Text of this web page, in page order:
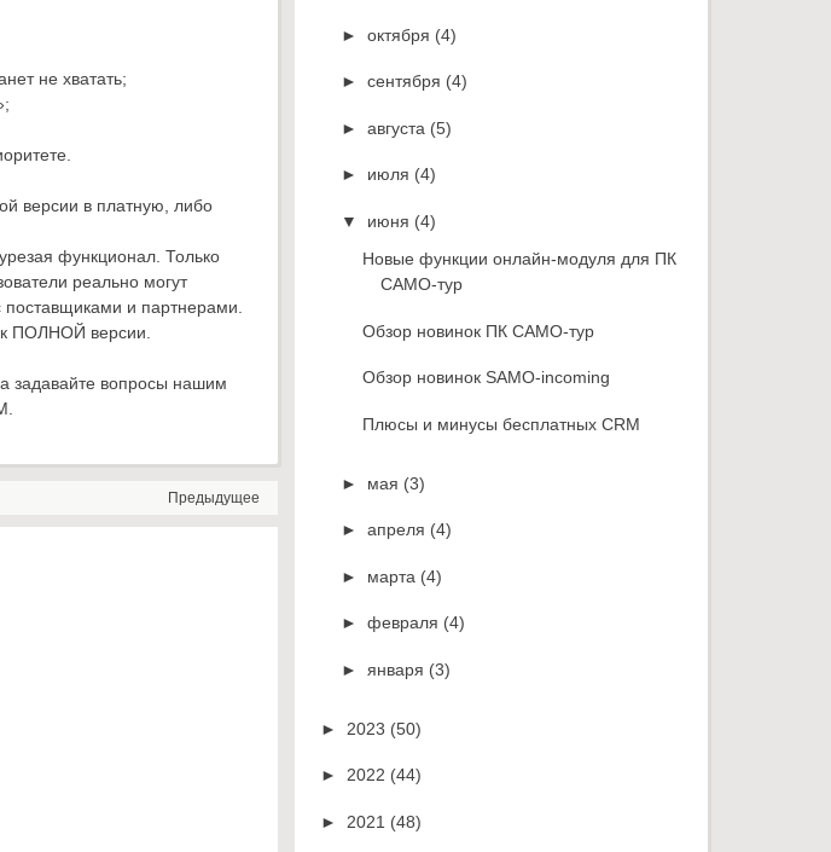
не хватать;
версии в платную, либо
функционал. Только
реально могут
и партнерами.
ПОЛНОЙ версии.
задавайте вопросы нашим
Предыдущее
► октября (4)
► сентября (4)
► августа (5)
► июля (4)
▼ июня (4)
Новые функции онлайн-модуля для ПК
САМО-тур
Обзор новинок ПК САМО-тур
Обзор новинок SAMO-incoming
Плюсы и минусы бесплатных CRM
► мая (3)
► апреля (4)
► марта (4)
► февраля (4)
► января (3)
► 2023 (50)
► 2022 (44)
► 2021 (48)